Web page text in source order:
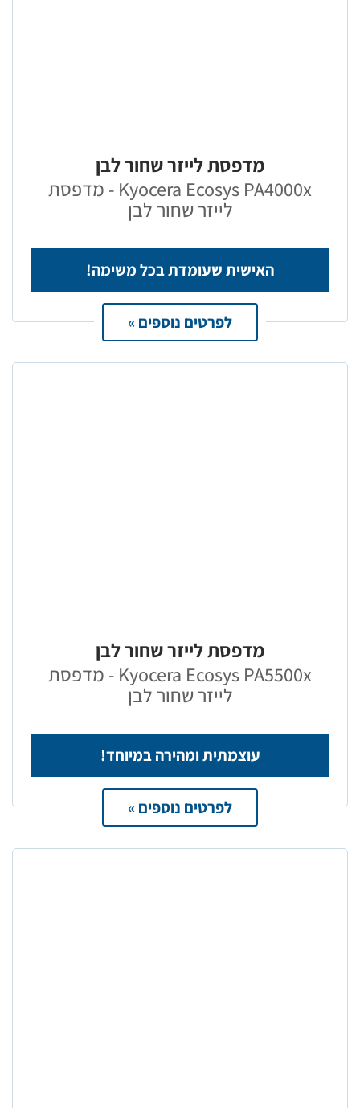
מדפסת לייזר שחור לבן
Kyocera Ecosys PA4000x - מדפסת
לייזר שחור לבן
האישית שעומדת בכל משימה!
לפרטים נוספים »
מדפסת לייזר שחור לבן
Kyocera Ecosys PA5500x - מדפסת
לייזר שחור לבן
עוצמתית ומהירה במיוחד!
לפרטים נוספים »